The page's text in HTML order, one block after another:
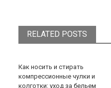
RELATED POSTS
Как носить и стирать
компрессионные чулки и
колготки: уход за бельем